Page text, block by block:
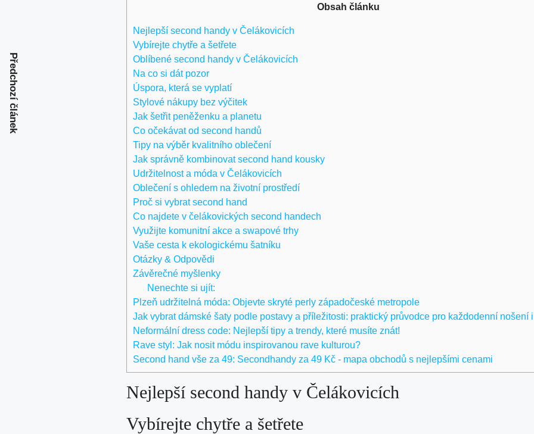
Obsah článku
Nejlepší second handy v Čelákovicích
Vybírejte chytře a šetřete
Oblíbené second handy v Čelákovicích
Na co si dát pozor
Úspora, která se vyplatí
Stylové nákupy bez výčitek
Jak šetřit peněženku a planetu
Co očekávat od second handů
Tipy na výběr kvalitního oblečení
Jak správně kombinovat second hand kousky
Udržitelnost a móda v Čelákovicích
Oblečení s ohledem na životní prostředí
Proč si vybrat second hand
Co najdete v čelákovických second handech
Využijte komunitní akce a swapové trhy
Vaše cesta k ekologickému šatníku
Otázky & Odpovědi
Závěrečné myšlenky
Nenechte si ujít:
Plzeň udržitelná móda: Objevte skryté perly západočeské metropole
Jak vybrat dámské šaty podle postavy a příležitosti: praktický průvodce pro každodenní nošení
Neformální dress code: Nejlepší tipy a trendy, které musíte znát!
Rave styl: Jak nosit módu inspirovanou rave kulturou?
Second hand vše za 49: Secondhandy za 49 Kč - mapa obchodů s nejlepšími cenami
Nejlepší second handy v Čelákovicích
Vybírejte chytře a šetřete
Předchozí článek